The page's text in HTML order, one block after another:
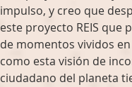
impulso, y creo que
este proyecto REIS que
de momentos vividos
como esta visión de
ciudadano del planeta